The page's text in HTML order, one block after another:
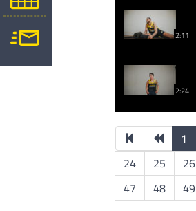
2:11
2:24
1
24
25 26
47
48 49